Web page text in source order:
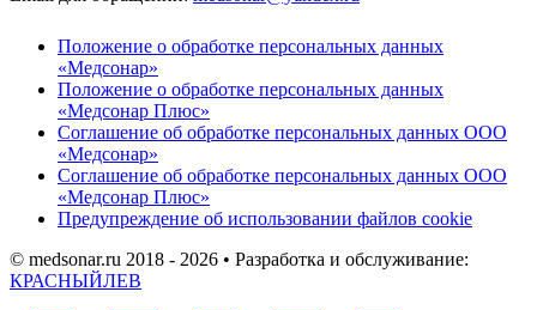
Положение о обработке персональных данных
«Медсонар»
Положение о обработке персональных данных
«Медсонар Плюс»
Соглашение об обработке персональных данных ООО
«Медсонар»
Соглашение об обработке персональных данных ООО
«Медсонар Плюс»
Предупреждение об использовании файлов cookie
© medsonar.ru 2018 - 2026 • Разработка и обслуживание:
КРАСНЫЙЛЕВ